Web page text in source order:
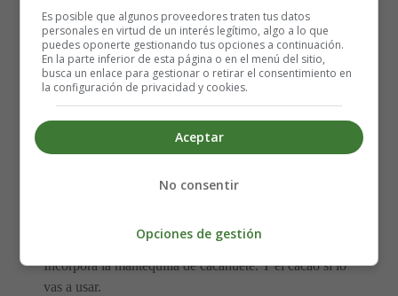
5 cucharadas de eritritol en polvo
1 cucharada de cacao en polvo, opcional.
**Si usas un edulcorante granulado, agrega 2
cucharadas a la mantequilla al calentar en el
microondas para que se derrita.
Elaboración de las Galletas keto sin horno en 5
Incorpora la mantequilla de cacahuete. Y el cacao si lo
vas a usar.
Es posible que algunos proveedores traten tus datos
personales en virtud de un interés legítimo, algo a lo que
puedes oponerte gestionando tus opciones a continuación.
En la parte inferior de esta página o en el menú del sitio,
busca un enlace para gestionar o retirar el consentimiento en
la configuración de privacidad y cookies.
Aceptar
No consentir
Opciones de gestión